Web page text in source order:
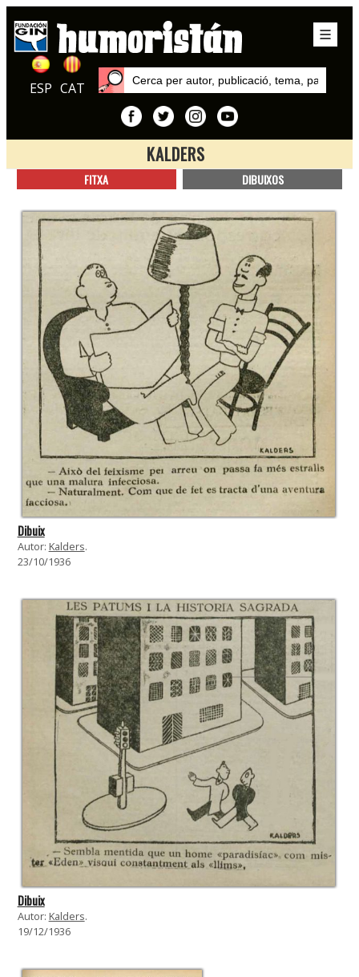
ESP CAT
KALDERS
Kalders
FITXA DIBUIXOS
Dibuix
Autor: Kalders.
23/10/1936
Dibuix
Autor: Kalders.
19/12/1936